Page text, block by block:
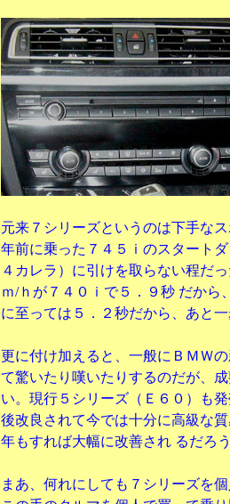
元来７シリーズというのは下手な
年前に乗った７４５ｉのスタート
４カレラ）に引けを取らない程だ
ｍ/ｈが７４０ｉで５．９秒 だか
に至っては５．２秒だから、あと
更に付け加えると、一般にＢＭＷ
て驚いたり嘆いたりするのだが、
い。現行５シリーズ（Ｅ６０）も
後改良されて今では十分に高級な
年もすれば大幅に改善され るだろ
まあ、何れにしても７シリーズを